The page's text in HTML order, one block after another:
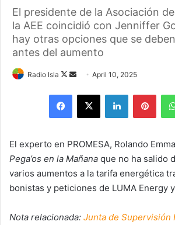
El presidente de la Asociación
la AEE coincidió con Jenniffer
hay otras opciones que se
antes del aumento
Radio Isla
Follow
Send
email
April 10, 2025
Facebook
X LinkedIn
El experto en PROMESA, Rolando
Pega’os en la Mañana que no ha salido
varios aumentos a la tarifa energética
bonistas y peticiones de LUMA Energy
Nota relacionada: Junta de Supervisión